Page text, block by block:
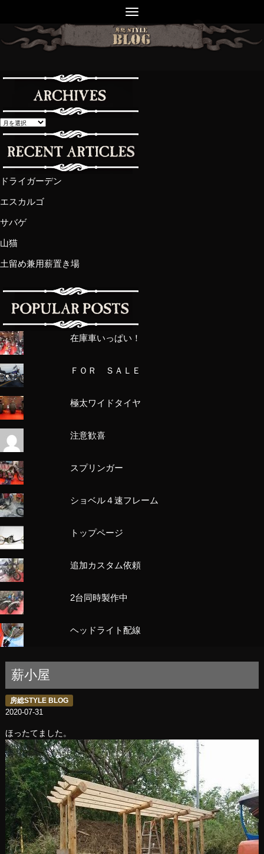
ドライガーデン
エスカルゴ
サバゲ
山猫
土留め兼用薪置き場
在庫車いっぱい！
ＦＯＲ ＳＡＬＥ
極太ワイドタイヤ
注意歓喜
スプリンガー
ショベル４速フレーム
トップページ
追加カスタム依頼
2台同時製作中
ヘッドライト配線
薪小屋
房総STYLE BLOG
2020-07-31
ほったてました。